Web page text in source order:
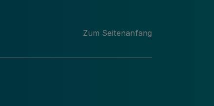
„Mittelstand Innovativ &
Zum Seitenanfang